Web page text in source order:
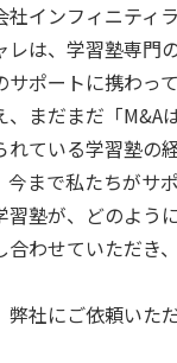
社インフィニティ
レは、学習塾専門
サポートに携わっ
、まだまだ「M&A
れている学習塾の
今まで私たちがサ
習塾が、どのよう
合わせていただき
弊社にご依頼いた